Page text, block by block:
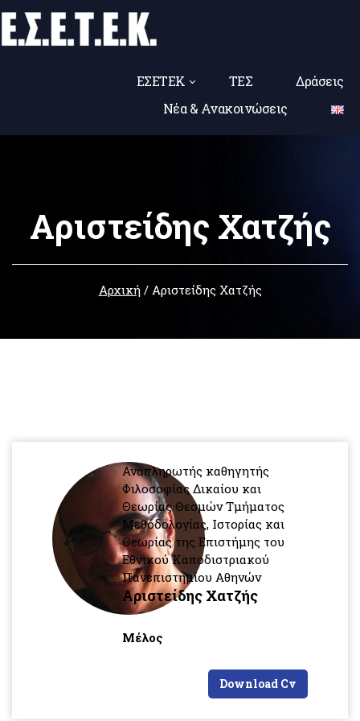
ΕΣΕΤΕΚ ΤΕΣ
Δράσεις
Νέα & Ανακοινώσεις
Αριστείδης Χατζής
Αρχική/ Αριστείδης Χατζής
Αναπληρωτής καθηγητής
Φιλοσοφίας Δικαίου και
Θεωρίας Θεσμών Τμήματος
Μεθοδολογίας, Ιστορίας και
Θεωρίας της Επιστήμης του
Εθνικού Καποδιστριακού
Πανεπιστημίου Αθηνών
Αριστείδης Χατζής
Μέλος
Download Cv